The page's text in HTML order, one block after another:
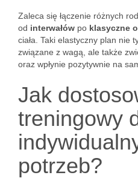
Zaleca się łączenie różnych
od interwałów po klasyczne
ciała. Taki elastyczny plan nie
związane z wagą, ale także
oraz wpłynie pozytywnie na
Jak
treningowy
potrzeb?